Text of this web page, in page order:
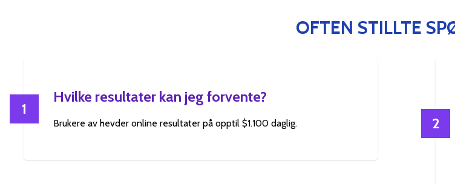
OFTEN STILLTE
1
Hvilke resultater kan jeg forvente?
Brukere av hevder online resultater på opptil $1.100 daglig. 2